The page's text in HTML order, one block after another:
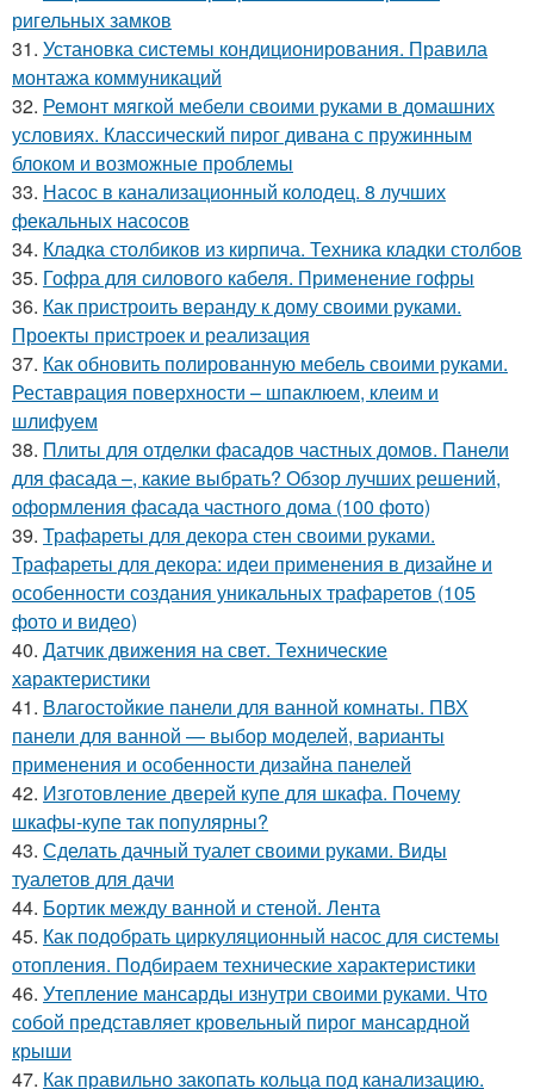
ригельных замков
31. Установка системы кондиционирования. Правила
монтажа коммуникаций
32. Ремонт мягкой мебели своими руками в домашних
условиях. Классический пирог дивана с пружинным
блоком и возможные проблемы
33. Насос в канализационный колодец. 8 лучших
фекальных насосов
34. Кладка столбиков из кирпича. Техника кладки столбов
35. Гофра для силового кабеля. Применение гофры
36. Как пристроить веранду к дому своими руками.
Проекты пристроек и реализация
37. Как обновить полированную мебель своими руками.
Реставрация поверхности – шпаклюем, клеим и
шлифуем
38. Плиты для отделки фасадов частных домов. Панели
для фасада –, какие выбрать? Обзор лучших решений,
оформления фасада частного дома (100 фото)
39. Трафареты для декора стен своими руками.
Трафареты для декора: идеи применения в дизайне и
особенности создания уникальных трафаретов (105
фото и видео)
40. Датчик движения на свет. Технические
характеристики
41. Влагостойкие панели для ванной комнаты. ПВХ
панели для ванной — выбор моделей, варианты
применения и особенности дизайна панелей
42. Изготовление дверей купе для шкафа. Почему
шкафы-купе так популярны?
43. Сделать дачный туалет своими руками. Виды
туалетов для дачи
44. Бортик между ванной и стеной. Лента
45. Как подобрать циркуляционный насос для системы
отопления. Подбираем технические характеристики
46. Утепление мансарды изнутри своими руками. Что
собой представляет кровельный пирог мансардной
крыши
47. Как правильно закопать кольца под канализацию.